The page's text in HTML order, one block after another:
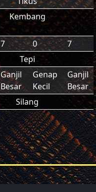
Kembang
7 0
7
Tepi
Ganjil
Besar
Genap
Kecil
Ganjil
Besar
Silang